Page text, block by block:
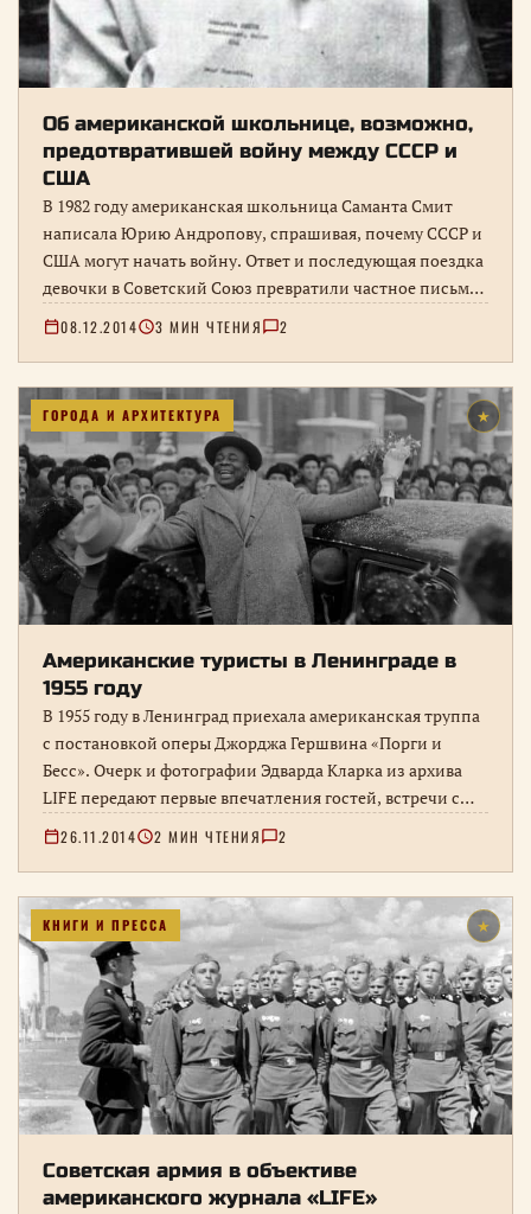
Об американской школьнице, возможно,
предотвратившей войну между СССР и
США
В 1982 году американская школьница Саманта Смит
написала Юрию Андропову, спрашивая, почему СССР и
США могут начать войну. Ответ и последующая поездка
девочки в Советский Союз превратили частное письмо
в заметный символ детской дипломатии.
08.12.2014 3 МИН ЧТЕНИЯ 2
ГОРОДА И АРХИТЕКТУРА ★
Американские туристы в Ленинграде в
1955 году
В 1955 году в Ленинград приехала американская труппа
с постановкой оперы Джорджа Гершвина «Порги и
Бесс». Очерк и фотографии Эдварда Кларка из архива
LIFE передают первые впечатления гостей, встречи с
горожанами и атмосферу зимнего города.
26.11.2014 2 МИН ЧТЕНИЯ 2
КНИГИ И ПРЕССА ★
Советская армия в объективе
американского журнала «LIFE»